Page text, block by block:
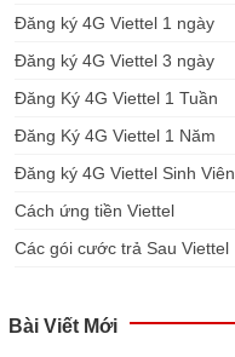
Đăng ký 4G Viettel 1 ngày
Đăng ký 4G Viettel 3 ngày
Đăng Ký 4G Viettel 1 Tuần
Đăng Ký 4G Viettel 1 Năm
Đăng ký 4G Viettel Sinh Viên
Cách ứng tiền Viettel
Các gói cước trả Sau Viettel
Bài Viết Mới